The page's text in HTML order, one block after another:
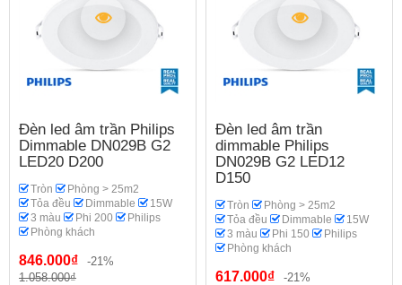
Đèn led âm trần Philips
Dimmable DN029B G2
LED20 D200
Tròn
Phòng > 25m2
Tỏa đều
Dimmable
15W
3 màu
Phi 200
Philips
Phòng khách
846.000₫
-21%
1.058.000₫
Đèn led âm trần
dimmable Philips
DN029B G2 LED12
D150
Tròn
Phòng > 25m2
Tỏa đều
Dimmable
15W
3 màu
Phi 150
Philips
Phòng khách
617.000₫
-21%